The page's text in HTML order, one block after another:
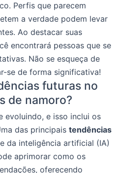
Perfis que parecem
a verdade podem levar
Ao destacar suas
encontrará pessoas que se
Não se esqueça de
se de forma significativa!
futuras no
de namoro?
evoluindo, e isso inclui os
das principais tendências
da inteligência artificial (IA)
aprimorar como os
oferecendo